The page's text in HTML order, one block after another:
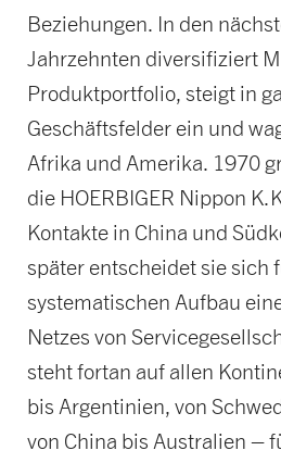
Beziehungen. In den
Jahrzehnten diversifiziert
Produktportfolio, steigt in
Geschäftsfelder ein und
Afrika und Amerika. 1970
die HOERBIGER Nippon
Kontakte in China und
später entscheidet sie sich
systematischen Aufbau
Netzes von
steht fortan auf allen
bis Argentinien, von
von China bis Australien –